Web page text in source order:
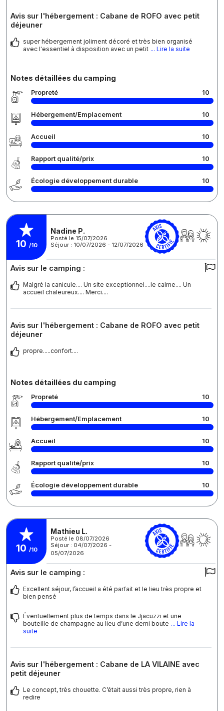
Avis sur l'hébergement : Cabane de ROFO avec petit
déjeuner
super hébergement joliment décoré et très bien organisé
avec l'essentiel à disposition avec un petit ... Lire la suite
Notes détaillées du camping
Propreté 10
Hébergement/Emplacement 10
Accueil 10
Rapport qualité/prix 10
Écologie développement durable 10
10 /10
Nadine P.
Posté le 15/07/2026
Séjour : 10/07/2026 - 12/07/2026
Avis sur le camping :
Malgré la canicule.... Un site exceptionnel....le calme.... Un
accueil chaleureux.... Merci....
Avis sur l'hébergement : Cabane de ROFO avec petit
déjeuner
propre.....confort....
Notes détaillées du camping
Propreté 10
Hébergement/Emplacement 10
Accueil 10
Rapport qualité/prix 10
Écologie développement durable 10
10 /10
Mathieu L.
Posté le 08/07/2026
Séjour : 04/07/2026 -
05/07/2026
Avis sur le camping :
Excellent séjour, l’accueil a été parfait et le lieu très propre et
bien pensé
Éventuellement plus de temps dans le Jjacuzzi et une
bouteille de champagne au lieu d’une demi boute ... Lire la
suite
Avis sur l'hébergement : Cabane de LA VILAINE avec
petit déjeuner
Le concept, très chouette. C’était aussi très propre, rien à
redire